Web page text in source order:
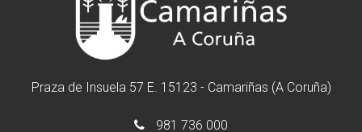
Praza de Insuela 57 E. 15123 - Camariñas (A Coruña)
981 736 000